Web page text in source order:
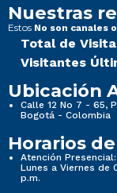
Nuestras
Estos No son canales
Total de
Visitantes
Ubicación
Calle 12 No 7 - 65,
Bogotá - Colombia
Horarios
Atención Presencial:
Lunes a Viernes de
p.m.